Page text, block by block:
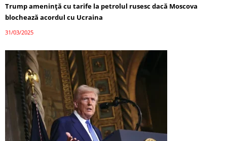
Trump amenință cu tarife la petrolul rusesc dacă Moscova
blochează acordul cu Ucraina
31/03/2025